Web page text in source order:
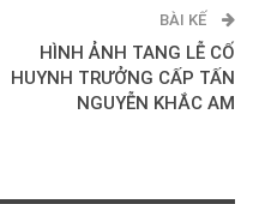
BÀI KẾ
HÌNH ẢNH TANG LỄ CỐ
HUYNH TRƯỞNG CẤP TẤN
NGUYỄN KHẮC AM